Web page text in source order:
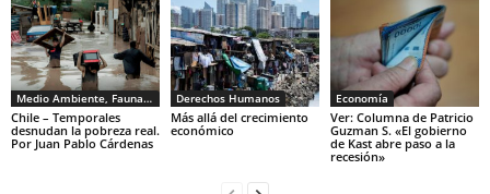
Medio Ambiente, Fauna y Sociedad
Chile – Temporales
desnudan la pobreza real.
Por Juan Pablo Cárdenas
Derechos Humanos
Más allá del crecimiento
económico
Economía
Ver: Columna de Patricio
Guzman S. «El gobierno
de Kast abre paso a la
recesión»